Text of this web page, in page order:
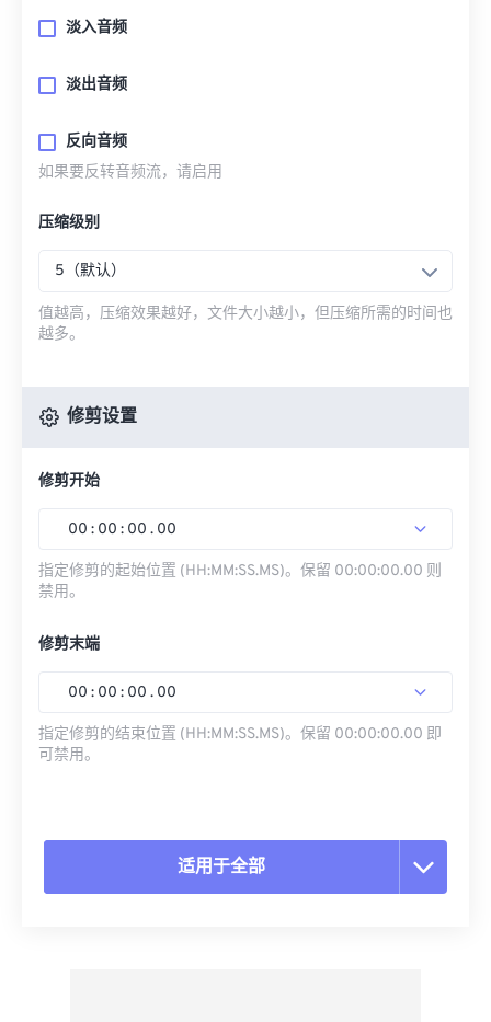
淡入音频
淡出音频
反向音频
如果要反转音频流，请启用
压缩级别
5（默认）
值越高，压缩效果越好，文件大小越小，但压缩所需的时间也
越多。
修剪设置
修剪开始
00 : 00 : 00 . 00
指定修剪的起始位置 (HH:MM:SS.MS)。保留 00:00:00.00 则
禁用。
修剪末端
00 : 00 : 00 . 00
指定修剪的结束位置 (HH:MM:SS.MS)。保留 00:00:00.00 即
可禁用。
适用于全部